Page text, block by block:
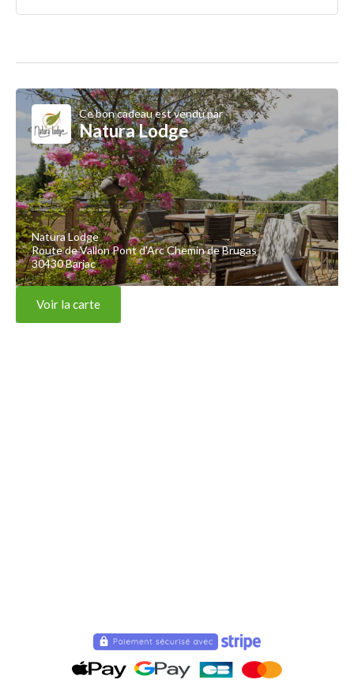
Ce bon cadeau est vendu par
Natura Lodge
Natura Lodge
Route de Vallon Pont d'Arc Chemin de Brugas
30430 Barjac
Voir la carte